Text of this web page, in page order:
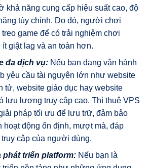
khả năng cung cấp hiệu suất cao, độ
tùy chỉnh. Do đó, người chơi
game để có trải nghiệm chơi
giật lag và an toàn hơn.
đa dịch vụ: Nếu bạn đang vận hành
yêu cầu tài nguyên lớn như website
tử, website giáo dục hay website
lưu lượng truy cập cao. Thì thuê VPS
pháp tối ưu để lưu trữ, đảm bảo
hoạt động ổn định, mượt mà, đáp
cập của người dùng.
phát triển platform: Nếu bạn là